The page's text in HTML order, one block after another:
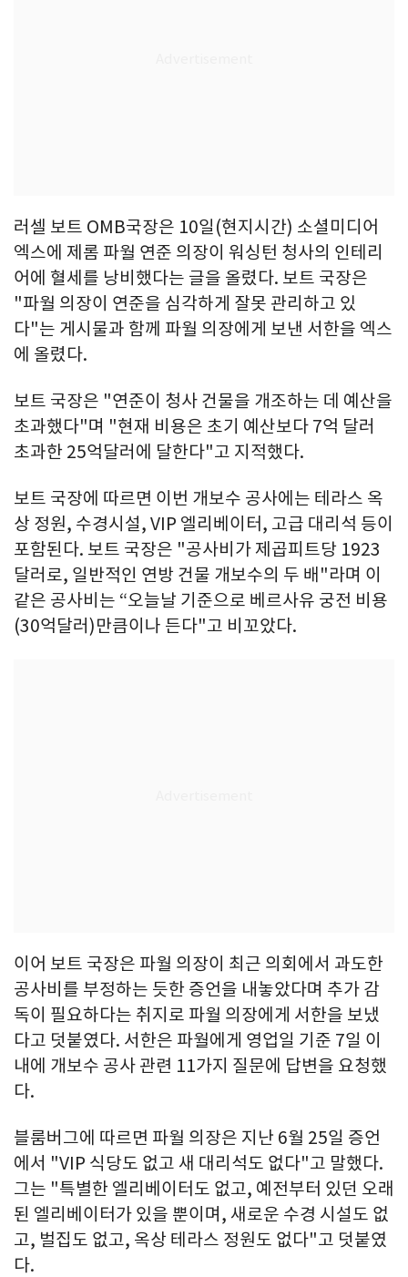
러셀 보트 OMB국장은 10일(현지시간) 소셜미디어
엑스에 제롬 파월 연준 의장이 워싱턴 청사의 인테리
어에 혈세를 낭비했다는 글을 올렸다. 보트 국장은
"파월 의장이 연준을 심각하게 잘못 관리하고 있
다"는 게시물과 함께 파월 의장에게 보낸 서한을 엑스
에 올렸다.
보트 국장은 "연준이 청사 건물을 개조하는 데 예산을
초과했다"며 "현재 비용은 초기 예산보다 7억 달러
초과한 25억달러에 달한다"고 지적했다.
보트 국장에 따르면 이번 개보수 공사에는 테라스 옥
상 정원, 수경시설, VIP 엘리베이터, 고급 대리석 등이
포함된다. 보트 국장은 "공사비가 제곱피트당 1923
달러로, 일반적인 연방 건물 개보수의 두 배"라며 이
같은 공사비는 “오늘날 기준으로 베르사유 궁전 비용
(30억달러)만큼이나 든다"고 비꼬았다.
이어 보트 국장은 파월 의장이 최근 의회에서 과도한
공사비를 부정하는 듯한 증언을 내놓았다며 추가 감
독이 필요하다는 취지로 파월 의장에게 서한을 보냈
다고 덧붙였다. 서한은 파월에게 영업일 기준 7일 이
내에 개보수 공사 관련 11가지 질문에 답변을 요청했
다.
블룸버그에 따르면 파월 의장은 지난 6월 25일 증언
에서 "VIP 식당도 없고 새 대리석도 없다"고 말했다.
그는 "특별한 엘리베이터도 없고, 예전부터 있던 오래
된 엘리베이터가 있을 뿐이며, 새로운 수경 시설도 없
고, 벌집도 없고, 옥상 테라스 정원도 없다"고 덧붙였
다.